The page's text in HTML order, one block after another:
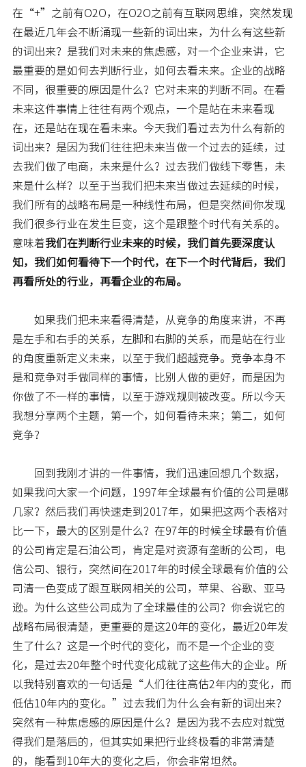
在“+”之前有O2O，在O2O之前有互联网思维，突然发现
在最近几年会不断涌现一些新的词出来，为什么有这些新
的词出来？是我们对未来的焦虑感，对一个企业来讲，它
最重要的是如何去判断行业，如何去看未来。企业的战略
不同，很重要的原因是什么？它对未来的判断不同。在看
未来这件事情上往往有两个观点，一个是站在未来看现
在，还是站在现在看未来。今天我们看过去为什么有新的
词出来？是因为我们往往把未来当做一个过去的延续，过
去我们做了电商，未来是什么？过去我们做线下零售，未
来是什么样？以至于当我们把未来当做过去延续的时候，
我们所有的战略布局是一种线性布局，但是突然间你发现
我们很多行业在发生巨变，这个是跟整个时代有关系的。
意味着我们在判断行业未来的时候，我们首先要深度认
知，我们如何看待下一个时代，在下一个时代背后，我们
再看所处的行业，再看企业的布局。
如果我们把未来看得清楚，从竞争的角度来讲，不再
是左手和右手的关系，左脚和右脚的关系，而是站在行业
的角度重新定义未来，以至于我们超越竞争。竞争本身不
是和竞争对手做同样的事情，比别人做的更好，而是因为
你做了不一样的事情，以至于游戏规则被改变。所以今天
我想分享两个主题，第一个，如何看待未来；第二，如何
竞争？
回到我刚才讲的一件事情，我们迅速回想几个数据，
如果我问大家一个问题，1997年全球最有价值的公司是哪
几家？然后我们再快速走到2017年，如果把这两个表格对
比一下，最大的区别是什么？在97年的时候全球最有价值
的公司肯定是石油公司，肯定是对资源有垄断的公司，电
信公司、银行，突然间在2017年的时候全球最有价值的公
司清一色变成了跟互联网相关的公司，苹果、谷歌、亚马
逊。为什么这些公司成为了全球最佳的公司？你会说它的
战略布局很清楚，更重要的是这20年的变化，最近20年发
生了什么？这是一个时代的变化，而不是一个企业的变
化，是过去20年整个时代变化成就了这些伟大的企业。所
以我特别喜欢的一句话是“人们往往高估2年内的变化，而
低估10年内的变化。”过去我们为什么会有新的词出来？
突然有一种焦虑感的原因是什么？是因为我不去应对就觉
得我们是落后的，但其实如果把行业终极看的非常清楚
的，能看到10年大的变化之后，你会非常坦然。